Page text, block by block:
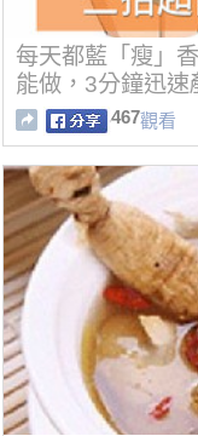
每天都藍「瘦」
能做，3分鐘迅速
467觀看